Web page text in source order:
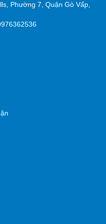
Phường 7, Quận Gò Vấp,